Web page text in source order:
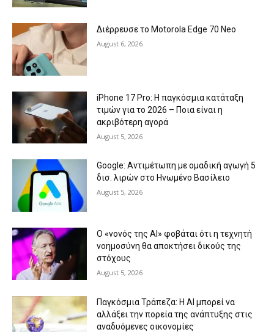
Διέρρευσε το Motorola Edge 70 Neo
August 6, 2026
iPhone 17 Pro: Η παγκόσμια κατάταξη
τιμών για το 2026 – Ποια είναι η
ακριβότερη αγορά
August 5, 2026
Google: Αντιμέτωπη με ομαδική αγωγή 5
δισ. λιρών στο Ηνωμένο Βασίλειο
August 5, 2026
Ο «νονός της AI» φοβάται ότι η τεχνητή
νοημοσύνη θα αποκτήσει δικούς της
στόχους
August 5, 2026
Παγκόσμια Τράπεζα: Η AI μπορεί να
αλλάξει την πορεία της ανάπτυξης στις
αναδυόμενες οικονομίες